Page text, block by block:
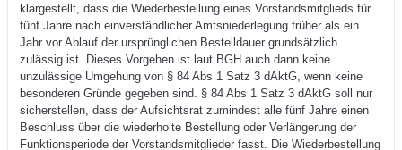
klargestellt, dass die Wiederbestellung eines Vorstandsmitglieds für
fünf Jahre nach einverständlicher Amtsniederlegung früher als ein
Jahr vor Ablauf der ursprünglichen Bestelldauer grundsätzlich
zulässig ist. Dieses Vorgehen ist laut BGH auch dann keine
unzulässige Umgehung von § 84 Abs 1 Satz 3 dAktG, wenn keine
besonderen Gründe gegeben sind. § 84 Abs 1 Satz 3 dAktG soll nur
sicherstellen, dass der Aufsichtsrat zumindest alle fünf Jahre einen
Beschluss über die wiederholte Bestellung oder Verlängerung der
Funktionsperiode der Vorstandsmitglieder fasst. Die Wiederbestellung